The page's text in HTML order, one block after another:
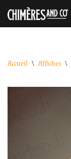
Aller
Accueil \ Affiches \